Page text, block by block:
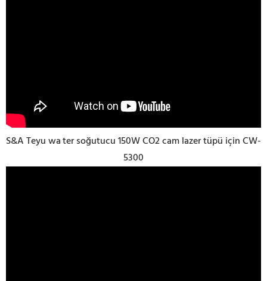
S&A Teyu water soğutucu 150W CO2 cam lazer tüpü için CW-
5300